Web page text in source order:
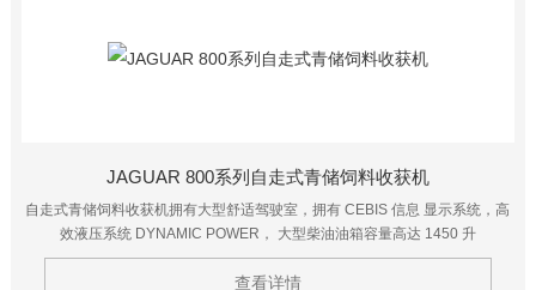
JAGUAR 800系列自走式青储饲料收获机
自走式青储饲料收获机拥有大型舒适驾驶室，拥有 CEBIS 信息 显示系统，高
效液压系统 DYNAMIC POWER， 大型柴油油箱容量高达 1450 升
查看详情